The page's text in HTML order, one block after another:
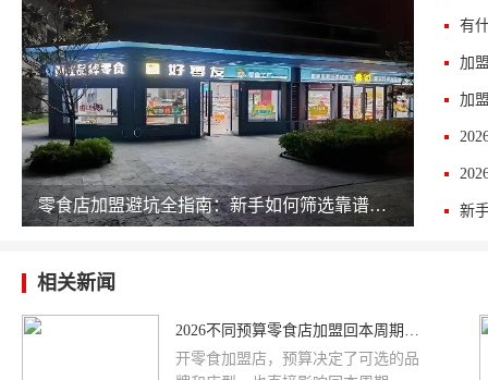
零食店加盟避坑全指南：新手如何筛选靠谱品牌，少走三年弯路
加
相关新闻
2026不同预算零食店加盟回本周期盘点：10 万、15 万、20万分别多久回本
开零食加盟店，预算决定了可选的品